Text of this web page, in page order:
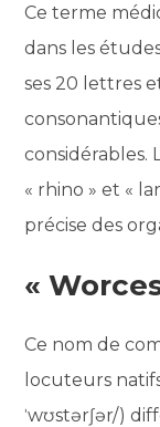
Ce terme
dans les
ses 20 lettres
considérables.
« rhino » et «
précise des
«
Ce nom de
locuteurs
ˈwʊstərʃər/)